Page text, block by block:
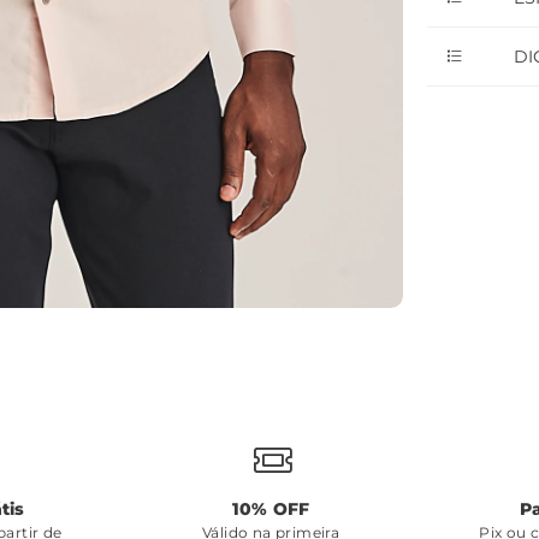
de
10% OFF
Válido na primeira Pix ou